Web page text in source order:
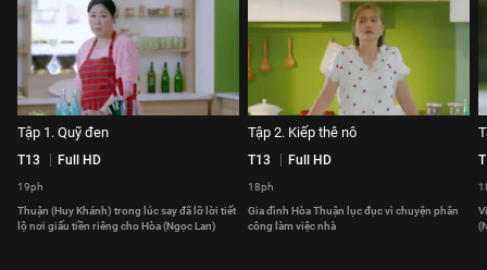
Tập 1. Quỹ đen
T13 Full HD
19ph
Thuận (Huy Khánh) trong lúc say đã lỡ lời tiết
lộ nơi giấu tiền riêng cho Hòa (Ngọc Lan)
Tập 2. Kiếp thê nô
T13 Full HD
18ph
Gia đình Hòa Thuận lục đục vì chuyện phân
công làm việc nhà